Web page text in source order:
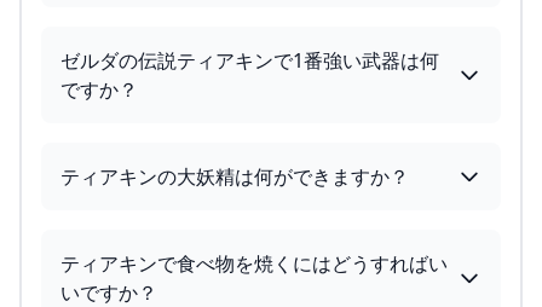
ゼルダの伝説ティアキンで1番強い武器は何
ですか？
ティアキンの大妖精は何ができますか？
ティアキンで食べ物を焼くにはどうすればい
いですか？